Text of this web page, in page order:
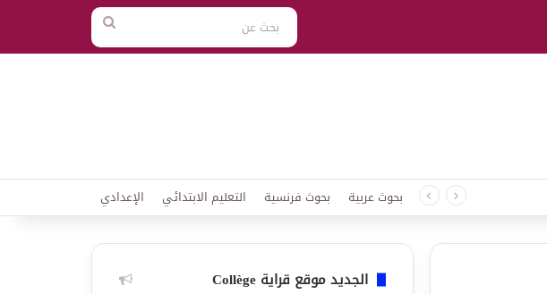
بحث
عن
بحوث عربية بحوث فرنسية التعليم الابتدائي الإعدادي
الجديد موقع قراية Collège